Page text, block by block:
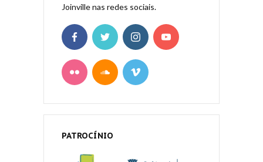
Joinville nas redes sociais.
PATROCÍNIO